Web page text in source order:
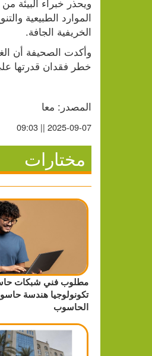
الخريفية الجافة.
خطر فقدان قدرتها
المصدر: معا
2025-09-07 || 09:03
مختارات
مطلوب فني شبكات
تكونولوجيا هندسة
الحاسوب